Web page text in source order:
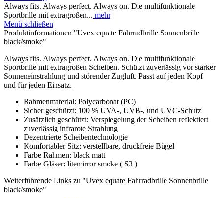
Always fits. Always perfect. Always on. Die multifunktionale
Sportbrille mit extragroßen... mehr
Menü schließen
Produktinformationen "Uvex equate Fahrradbrille Sonnenbrille
black/smoke"
Always fits. Always perfect. Always on. Die multifunktionale
Sportbrille mit extragroßen Scheiben. Schützt zuverlässig vor starker
Sonneneinstrahlung und störender Zugluft. Passt auf jeden Kopf
und für jeden Einsatz.
Rahmenmaterial: Polycarbonat (PC)
Sicher geschützt: 100 % UVA-, UVB-, und UVC-Schutz
Zusätzlich geschützt: Verspiegelung der Scheiben reflektiert
zuverlässig infrarote Strahlung
Dezentrierte Scheibentechnologie
Komfortabler Sitz: verstellbare, druckfreie Bügel
Farbe Rahmen: black matt
Farbe Gläser: litemirror smoke ( S3 )
Weiterführende Links zu "Uvex equate Fahrradbrille Sonnenbrille
black/smoke"